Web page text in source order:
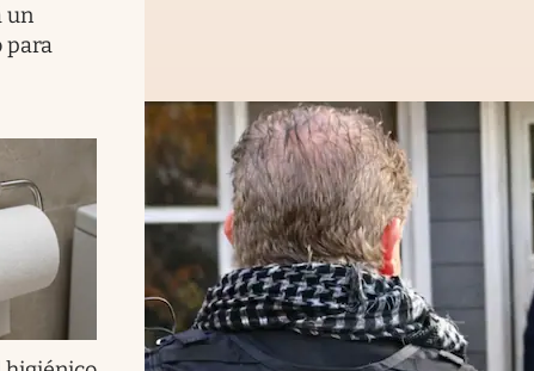
un
para